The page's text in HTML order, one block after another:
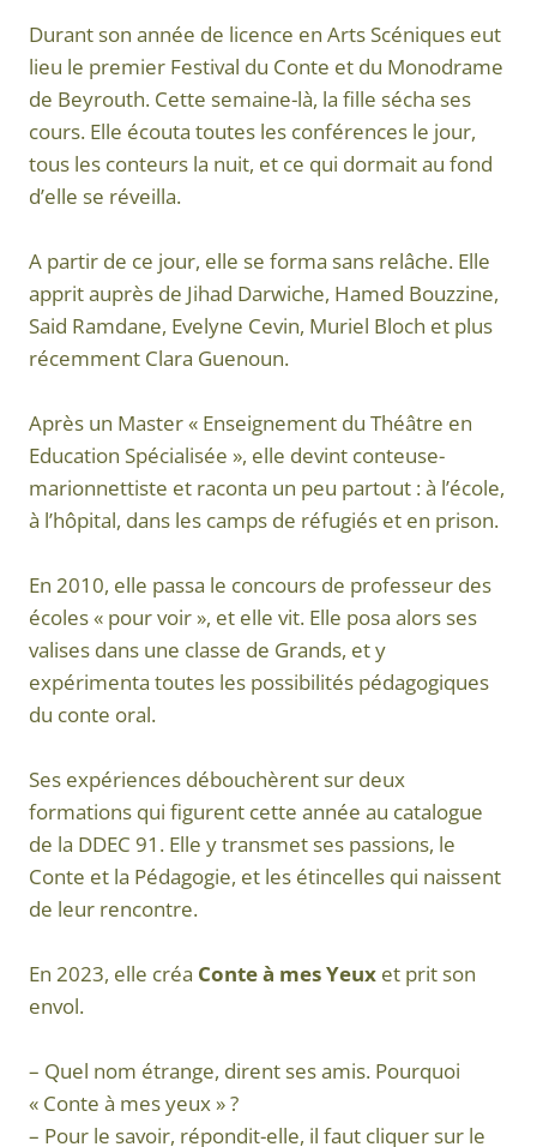
Durant son année de licence en Arts Scéniques eut
lieu le premier Festival du Conte et du Monodrame
de Beyrouth. Cette semaine-là, la fille sécha ses
cours. Elle écouta toutes les conférences le jour,
tous les conteurs la nuit, et ce qui dormait au fond
d’elle se réveilla.
A partir de ce jour, elle se forma sans relâche. Elle
apprit auprès de Jihad Darwiche, Hamed Bouzzine,
Said Ramdane, Evelyne Cevin, Muriel Bloch et plus
récemment Clara Guenoun.
Après un Master « Enseignement du Théâtre en
Education Spécialisée », elle devint conteuse-
marionnettiste et raconta un peu partout : à l’école,
à l’hôpital, dans les camps de réfugiés et en prison.
En 2010, elle passa le concours de professeur des
écoles « pour voir », et elle vit. Elle posa alors ses
valises dans une classe de Grands, et y
expérimenta toutes les possibilités pédagogiques
du conte oral.
Ses expériences débouchèrent sur deux
formations qui figurent cette année au catalogue
de la DDEC 91. Elle y transmet ses passions, le
Conte et la Pédagogie, et les étincelles qui naissent
de leur rencontre.
En 2023, elle créa Conte à mes Yeux et prit son
envol.
– Quel nom étrange, dirent ses amis. Pourquoi
« Conte à mes yeux » ?
– Pour le savoir, répondit-elle, il faut cliquer sur le